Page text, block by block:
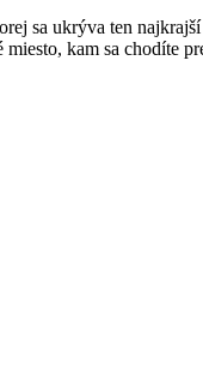
sa ukrýva ten najkrajší
kam sa chodíte